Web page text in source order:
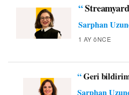
“
Sarphan
1 AY öNCE
“Geri
Sarphan